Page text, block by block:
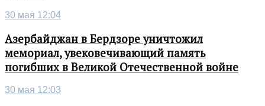
30 мая 12:04
Азербайджан в Бердзоре уничтожил
мемориал, увековечивающий память
погибших в Великой Отечественной войне
30 мая 12:03